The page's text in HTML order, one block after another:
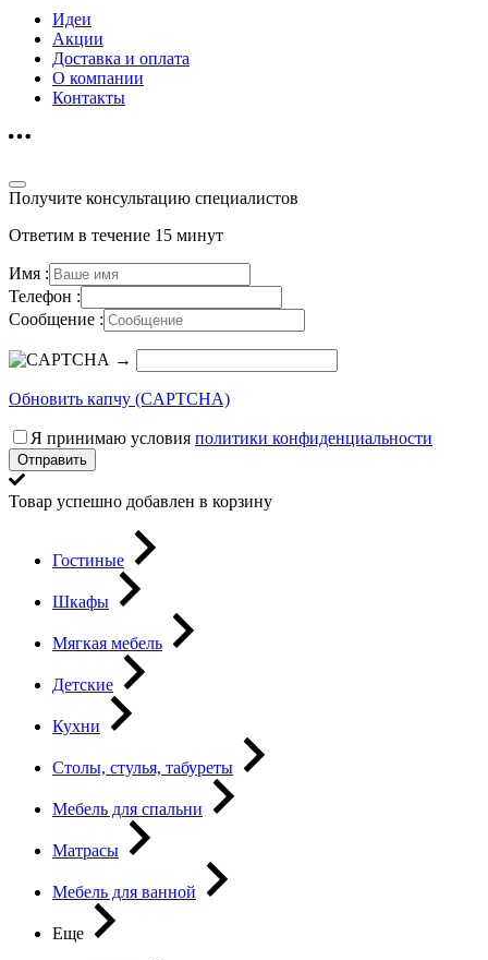
Идеи
Акции
Доставка и оплата
О компании
Контакты
Получите консультацию специалистов
Ответим в течение 15 минут
Имя :
Телефон :
Сообщение :
→
Обновить капчу (CAPTCHA)
Я принимаю условия политики конфиденциальности
Отправить
Товар успешно добавлен в корзину
Гостиные
Шкафы
Мягкая мебель
Детские
Кухни
Столы, стулья, табуреты
Мебель для спальни
Матрасы
Мебель для ванной
Еще